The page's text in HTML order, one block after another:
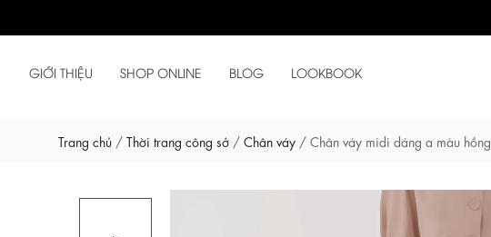
GIỚI THIỆU SHOP ONLINE BLOG LOOKBOOK
Trang chủ / Thời trang công sở / Chân váy / Chân váy midi dáng a màu hồng